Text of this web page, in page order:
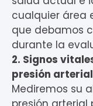
cualquier área
que debamos
durante la
2. Signos
presión arterial
Mediremos su